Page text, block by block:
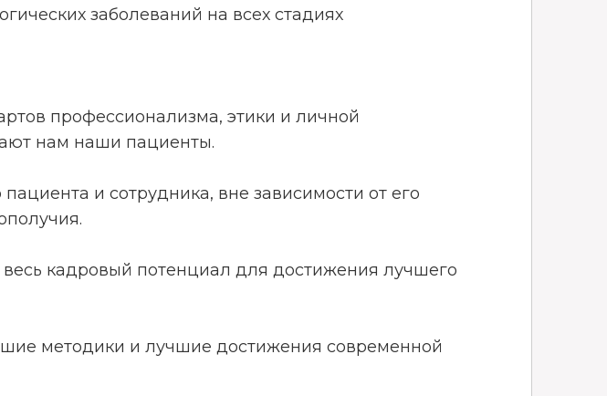
заболеваний на всех стадиях
профессионализма, этики и личной
нам наши пациенты.
и сотрудника, вне зависимости от его
кадровый потенциал для достижения лучшего
методики и лучшие достижения современной